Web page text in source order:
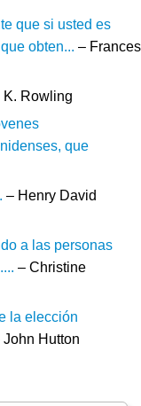
que si usted es
obten... – Frances
K. Rowling
que
– Henry David
a las personas
– Christine
la elección
John Hutton